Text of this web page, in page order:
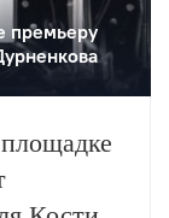
премьеру